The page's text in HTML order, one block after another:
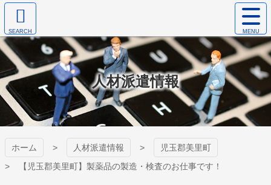
コ
テ
ン
ツ
本
文
へ
ス
人材派遣情報
ホーム 人材派遣情報
児玉郡美里町
【児玉郡美里町】製薬品の製造・検査のお仕事です！
ヤマトセイコー
株式会社
検
エ
リ
ア
を
開
く
サ
イ
ト
メ
ニ
ュ
ー
を
開
く